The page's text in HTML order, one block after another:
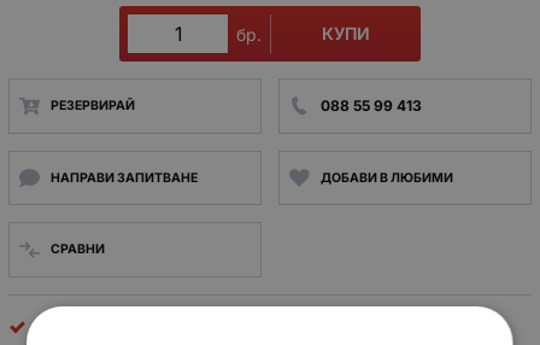
бр. КУПИ
РЕЗЕРВИРАЙ 088 55 99 413
НАПРАВИ ЗАПИТВАНЕ ДОБАВИ В ЛЮБИМИ
СРАВНИ
Телевизионни антени и усилватели